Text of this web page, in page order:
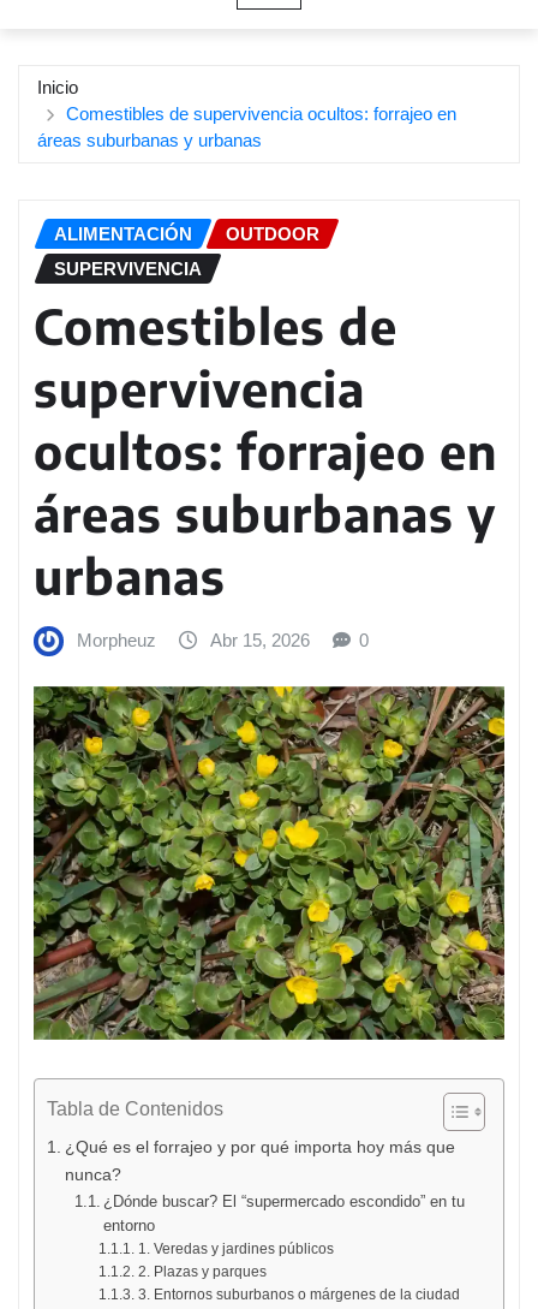
Inicio
Comestibles de supervivencia ocultos: forrajeo en
áreas suburbanas y urbanas
ALIMENTACIÓN
OUTDOOR
SUPERVIVENCIA
Comestibles de
supervivencia
ocultos: forrajeo en
áreas suburbanas y
urbanas
Morpheuz Abr 15, 2026 0
Tabla de Contenidos
¿Qué es el forrajeo y por qué importa hoy más que
nunca?
¿Dónde buscar? El “supermercado escondido” en tu
entorno
1. Veredas y jardines públicos
2. Plazas y parques
3. Entornos suburbanos o márgenes de la ciudad